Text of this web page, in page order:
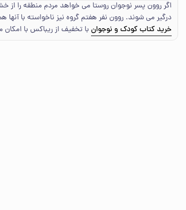
اگر روون پسر نوجوان روستا می خواهد مردم منطقه را
درگیر می شوند. روون نفر هفتم گروه نیز ناخواسته با آنها
خرید کتاب کودک و نوجوان با تخفیف از ریباکس با